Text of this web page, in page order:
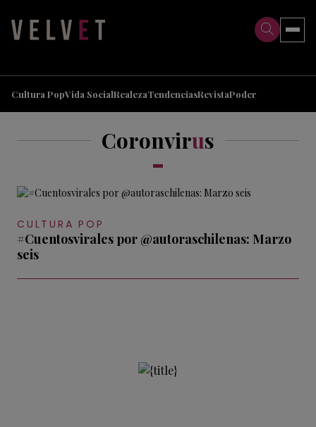
Cultura PopVida SocialRealezaTendenciasRevistaPoder
Coronvirus
CULTURA POP
#Cuentosvirales por @autoraschilenas: Marzo
seis